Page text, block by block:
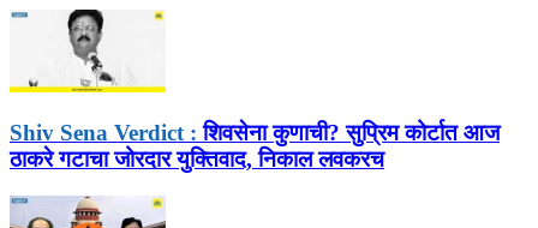
Shiv Sena Verdict : शिवसेना कुणाची? सुप्रिम कोर्टात आज
ठाकरे गटाचा जोरदार युक्तिवाद, निकाल लवकरच